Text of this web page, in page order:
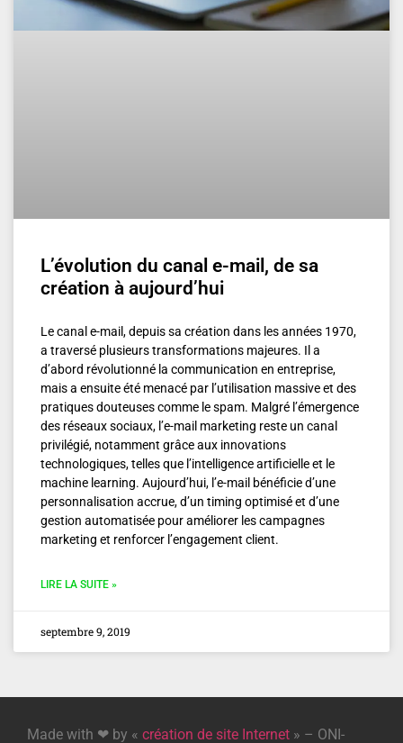
L’évolution du canal e-mail, de sa
création à aujourd’hui
Le canal e-mail, depuis sa création dans les années 1970,
a traversé plusieurs transformations majeures. Il a
d’abord révolutionné la communication en entreprise,
mais a ensuite été menacé par l’utilisation massive et des
pratiques douteuses comme le spam. Malgré l’émergence
des réseaux sociaux, l’e-mail marketing reste un canal
privilégié, notamment grâce aux innovations
technologiques, telles que l’intelligence artificielle et le
machine learning. Aujourd’hui, l’e-mail bénéficie d’une
personnalisation accrue, d’un timing optimisé et d’une
gestion automatisée pour améliorer les campagnes
marketing et renforcer l’engagement client.
LIRE LA SUITE »
septembre 9, 2019
Made with ❤ by « création de site Internet » – ONI-